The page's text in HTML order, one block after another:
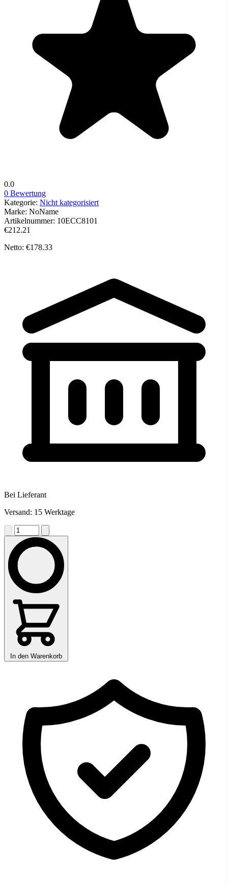
0.0
0 Bewertung
Kategorie: Nicht kategorisiert
Marke: NoName
Artikelnummer: 10ECC8101
€212.21
Netto: €178.33
Bei Lieferant
Versand: 15 Werktage
In den Warenkorb